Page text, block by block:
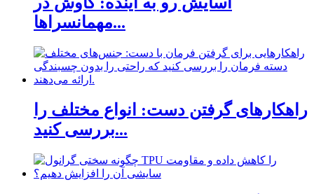
مهمانسراها...
راهکارهای گرفتن دست: انواع مختلف را
بررسی کنید...